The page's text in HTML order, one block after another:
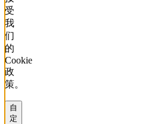
受
我
们
的
Cookie
政
策。
自
定